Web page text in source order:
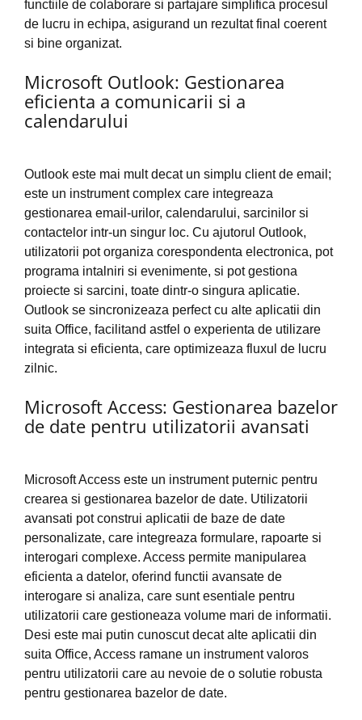
functiile de colaborare si partajare simplifica procesul
de lucru in echipa, asigurand un rezultat final coerent
si bine organizat.
Microsoft Outlook: Gestionarea
eficienta a comunicarii si a
calendarului
Outlook este mai mult decat un simplu client de email;
este un instrument complex care integreaza
gestionarea email-urilor, calendarului, sarcinilor si
contactelor intr-un singur loc. Cu ajutorul Outlook,
utilizatorii pot organiza corespondenta electronica, pot
programa intalniri si evenimente, si pot gestiona
proiecte si sarcini, toate dintr-o singura aplicatie.
Outlook se sincronizeaza perfect cu alte aplicatii din
suita Office, facilitand astfel o experienta de utilizare
integrata si eficienta, care optimizeaza fluxul de lucru
zilnic.
Microsoft Access: Gestionarea bazelor
de date pentru utilizatorii avansati
Microsoft Access este un instrument puternic pentru
crearea si gestionarea bazelor de date. Utilizatorii
avansati pot construi aplicatii de baze de date
personalizate, care integreaza formulare, rapoarte si
interogari complexe. Access permite manipularea
eficienta a datelor, oferind functii avansate de
interogare si analiza, care sunt esentiale pentru
utilizatorii care gestioneaza volume mari de informatii.
Desi este mai putin cunoscut decat alte aplicatii din
suita Office, Access ramane un instrument valoros
pentru utilizatorii care au nevoie de o solutie robusta
pentru gestionarea bazelor de date.